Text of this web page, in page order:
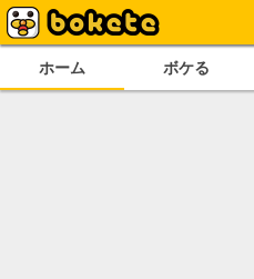
ホーム ボケる